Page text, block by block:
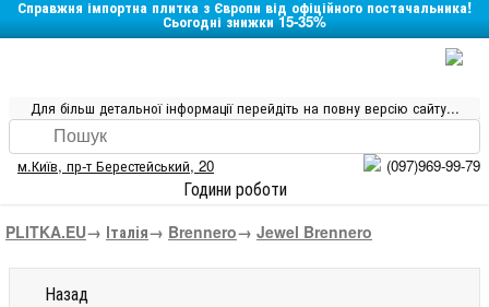
Справжня імпортна плитка з Європи від офіційного постачальника!
Сьогодні знижки 15-35%
Для більш детальної інформації перейдіть на повну версію сайту...
м.Київ, пр-т Берестейський, 20 (097)969-99-79
Години роботи
PLITKA.EU→ Італія→ Brennero→ Jewel Brennero
Назад